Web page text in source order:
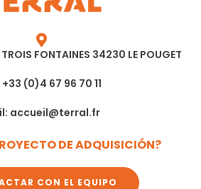
FONTAINES 34230 LE POUGET
+33 (0)4 67 96 70 11
accueil@terral.fr
DE ADQUISICIÓN?
CON EL EQUIPO